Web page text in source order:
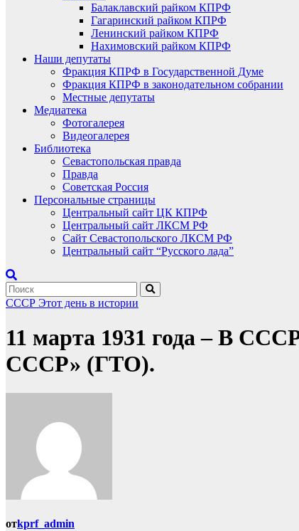
Балаклавский райком КПРФ
Гагаринский райком КПРФ
Ленинский райком КПРФ
Нахимовский райком КПРФ
Наши депутаты
Фракция КПРФ в Государственной Думе
Фракция КПРФ в законодательном собрании
Местные депутаты
Медиатека
Фотогалерея
Видеогалерея
Библиотека
Севастопольская правда
Правда
Советская Россия
Персональные страницы
Центральный сайт ЦК КПРФ
Центральный сайт ЛКСМ РФ
Сайт Севастопольского ЛКСМ РФ
Центральный сайт “Русского лада”
СССР Этот день в истории
11 марта 1931 года – В
СССР» (ГТО).
отkprf_admin